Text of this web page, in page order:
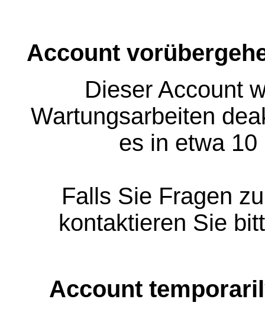
Account
Dieser Account
Wartungsarbeiten
es in etwa
Falls Sie Fragen
kontaktieren Sie
Account